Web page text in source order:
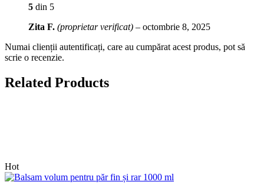
5 din 5
Zita F. (proprietar verificat) – octombrie 8, 2025
Numai clienții autentificați, care au cumpărat acest produs, pot să
scrie o recenzie.
Related Products
Hot